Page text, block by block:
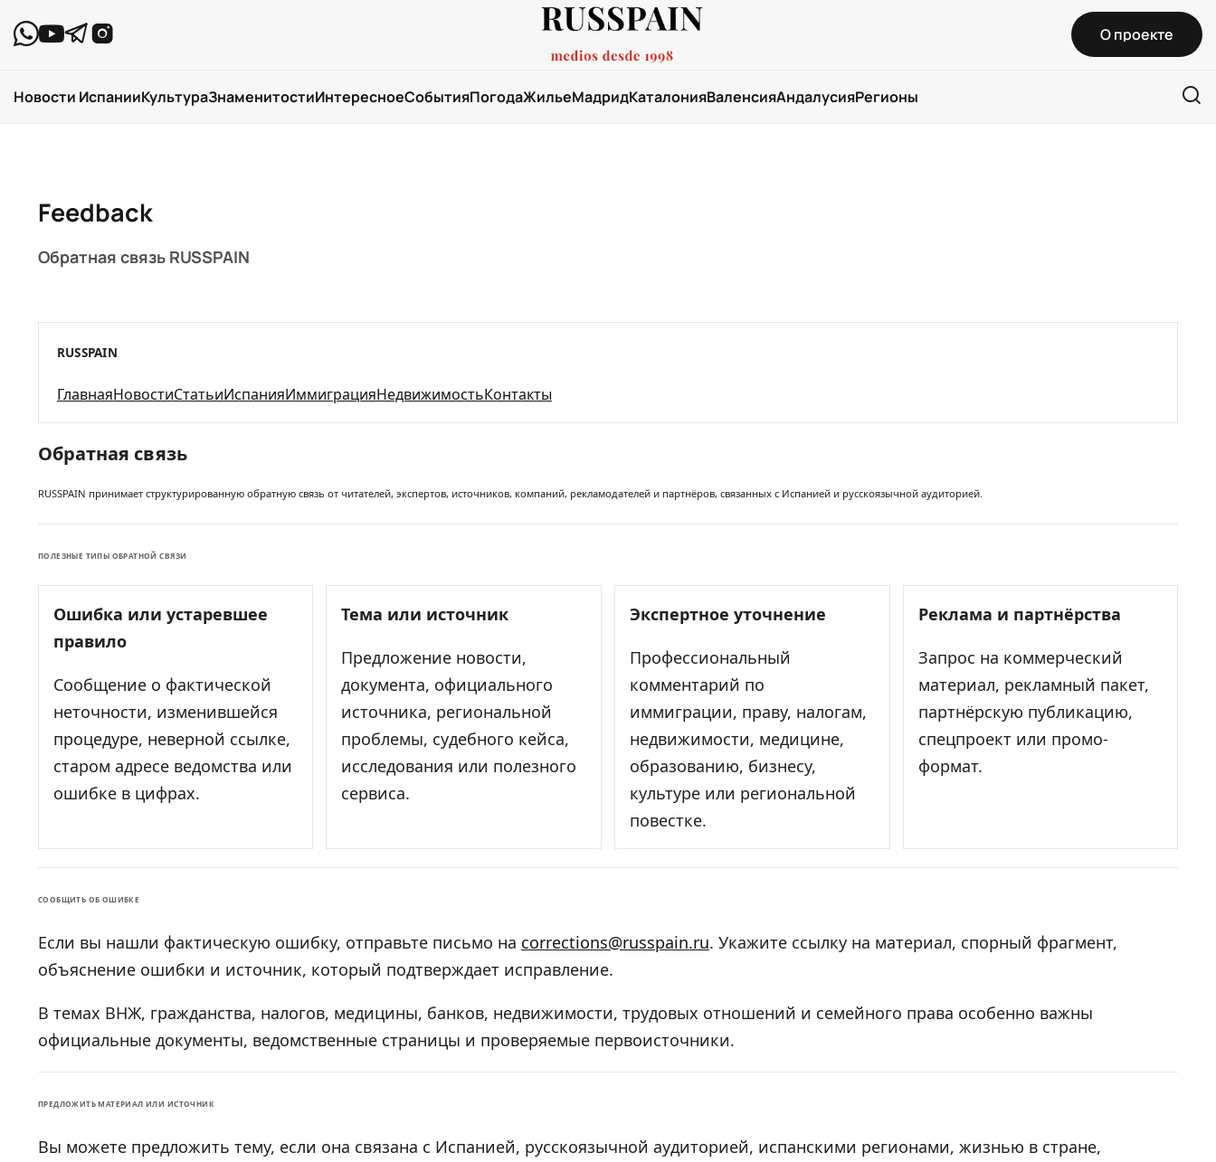
О проекте
Новости ИспанииКультураЗнаменитостиИнтересноеСобытияПогодаЖильеМадридКаталонияВаленсияАндалусияРегионы
Feedback
Обратная связь RUSSPAIN
RUSSPAIN
ГлавнаяНовостиСтатьиИспанияИммиграцияНедвижимостьКонтакты
Обратная связь
RUSSPAIN принимает структурированную обратную связь от читателей, экспертов, источников, компаний, рекламодателей и партнёров, связанных с Испанией и русскоязычной аудиторией.
ПОЛЕЗНЫЕ ТИПЫ ОБРАТНОЙ СВЯЗИ
Ошибка или устаревшее
правило
Сообщение о фактической
неточности, изменившейся
процедуре, неверной ссылке,
старом адресе ведомства или
ошибке в цифрах.
Тема или источник
Предложение новости,
документа, официального
источника, региональной
проблемы, судебного кейса,
исследования или полезного
сервиса.
Экспертное уточнение
Профессиональный
комментарий по
иммиграции, праву, налогам,
недвижимости, медицине,
образованию, бизнесу,
культуре или региональной
повестке.
Реклама и партнёрства
Запрос на коммерческий
материал, рекламный пакет,
партнёрскую публикацию,
спецпроект или промо-
формат.
СООБЩИТЬ ОБ ОШИБКЕ
Если вы нашли фактическую ошибку, отправьте письмо на corrections@russpain.ru. Укажите ссылку на материал, спорный фрагмент,
объяснение ошибки и источник, который подтверждает исправление.
В темах ВНЖ, гражданства, налогов, медицины, банков, недвижимости, трудовых отношений и семейного права особенно важны
официальные документы, ведомственные страницы и проверяемые первоисточники.
ПРЕДЛОЖИТЬ МАТЕРИАЛ ИЛИ ИСТОЧНИК
Вы можете предложить тему, если она связана с Испанией, русскоязычной аудиторией, испанскими регионами, жизнью в стране,